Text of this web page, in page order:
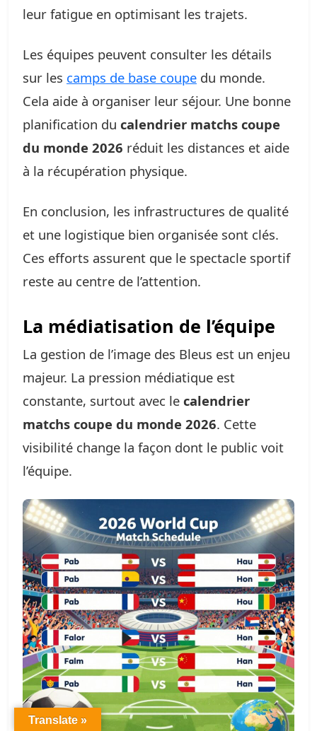
leur fatigue en optimisant les trajets.
Les équipes peuvent consulter les détails
sur les camps de base coupe du monde.
Cela aide à organiser leur séjour. Une bonne
planification du calendrier matchs coupe
du monde 2026 réduit les distances et aide
à la récupération physique.
En conclusion, les infrastructures de qualité
et une logistique bien organisée sont clés.
Ces efforts assurent que le spectacle sportif
reste au centre de l’attention.
La médiatisation de l’équipe
La gestion de l’image des Bleus est un enjeu
majeur. La pression médiatique est
constante, surtout avec le calendrier
matchs coupe du monde 2026. Cette
visibilité change la façon dont le public voit
l’équipe.
Translate »